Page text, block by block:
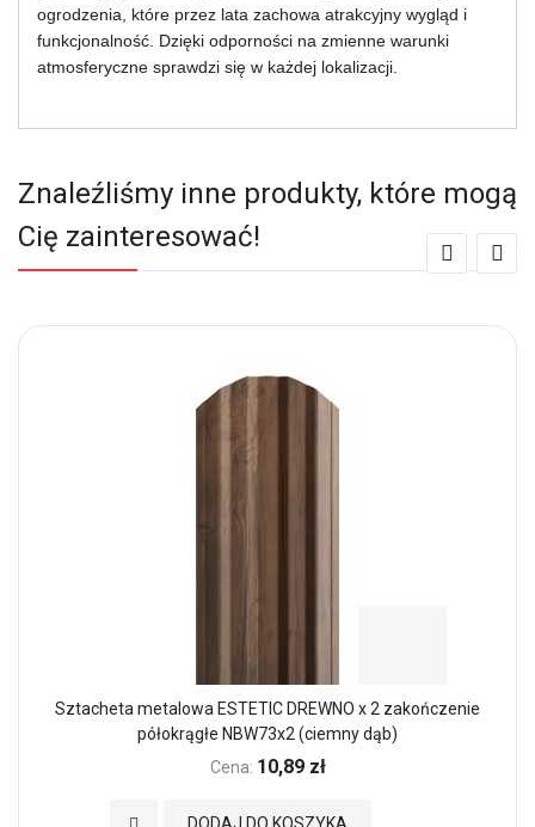
ogrodzenia, które przez lata zachowa atrakcyjny wygląd i
funkcjonalność. Dzięki odporności na zmienne warunki
atmosferyczne sprawdzi się w każdej lokalizacji.
Znaleźliśmy inne produkty, które mogą
Cię zainteresować!
Sztacheta metalowa ESTETIC DREWNO x 2 zakończenie
półokrągłe NBW73x2 (ciemny dąb)
Cena: 10,89 zł
Dodaj do Ulubionych